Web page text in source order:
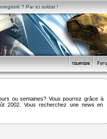
? Par ici soldat !
ou semaines? Vous pourrez grâce à
2002. Vous recherchez une news en